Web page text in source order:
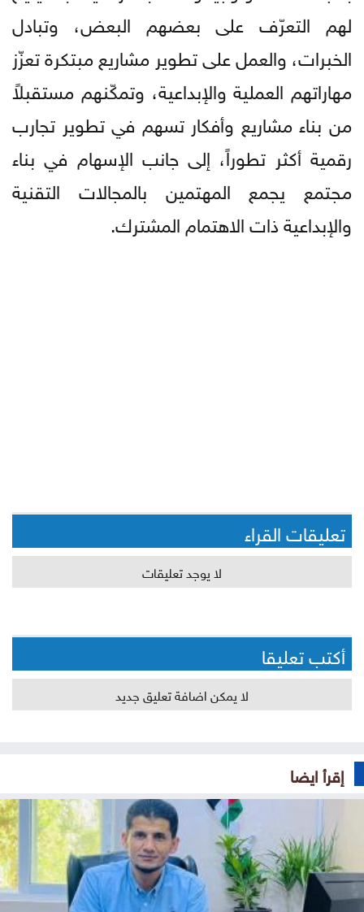
لهم التعرّف على بعضهم البعض، وتبادل
الخبرات، والعمل على تطوير مشاريع مبتكرة تعزّز
مهاراتهم العملية والإبداعية، وتمكّنهم مستقبلاً
من بناء مشاريع وأفكار تسهم في تطوير تجارب
رقمية أكثر تطوراً، إلى جانب الإسهام في بناء
مجتمع يجمع المهتمين بالمجالات التقنية
والإبداعية ذات الاهتمام المشترك.
تعليقات القراء
لا يوجد تعليقات
أكتب تعليقا
لا يمكن اضافة تعليق جديد
إقرأ ايضا